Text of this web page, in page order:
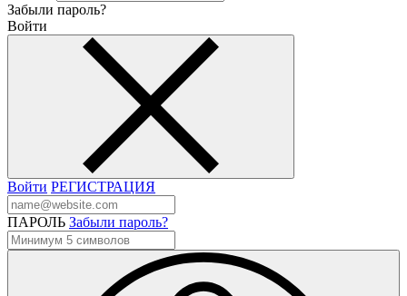
Забыли пароль?
Войти
Войти РЕГИСТРАЦИЯ
ПАРОЛЬ Забыли пароль?